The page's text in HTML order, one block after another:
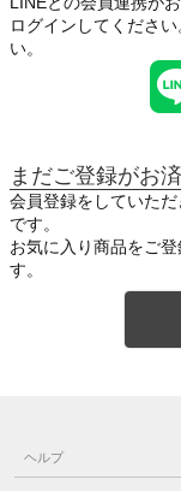
ログインしてください
い。
まだご登録がお
会員登録をしていた
です。
お気に入り商品をご
す。
ヘルプ